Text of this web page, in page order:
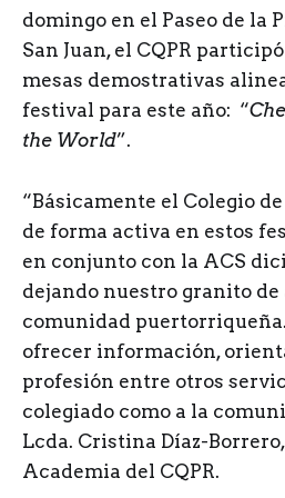
domingo en el Paseo de la
San Juan, el CQPR
mesas demostrativas
festival para este año: “
the World”.
“Básicamente el Colegio
de forma activa en estos
en conjunto con la ACS
dejando nuestro granito de
comunidad puertorriqueña.
ofrecer información,
profesión entre otros
colegiado como a la
Lcda. Cristina Díaz-
Academia del CQPR.